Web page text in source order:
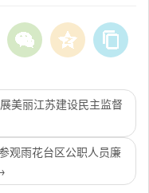
美丽江苏建设民主监督
观雨花台区公职人员廉